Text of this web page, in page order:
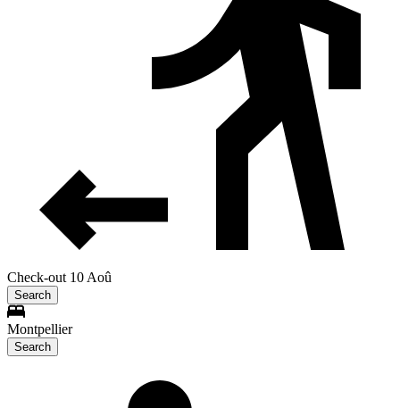
Check-out 10 Aoû
Search
Montpellier
Search